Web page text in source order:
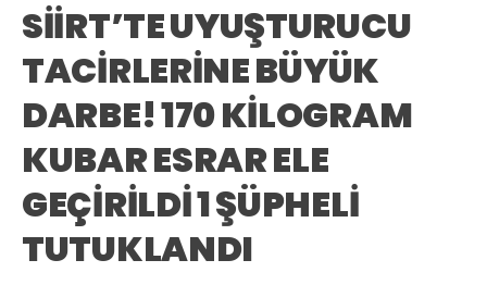
SİİRT’TE UYUŞTURUCU
TACİRLERİNE BÜYÜK
DARBE! 170 KİLOGRAM
KUBAR ESRAR ELE
GEÇİRİLDİ 1 ŞÜPHELİ
TUTUKLANDI